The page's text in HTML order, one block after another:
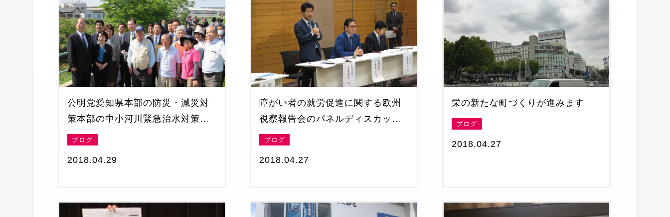
公明党愛知県本部の防災・減災対
策本部の中小河川緊急治水対策事
業プロジェクト等の現地視察で春
ブログ
2018.04.29
‪障がい者の就労促進に関する欧州
視察報告会のパネルディスカッシ
ョン‬
ブログ
2018.04.27
栄の新たな町づくりが進みます
ブログ
2018.04.27